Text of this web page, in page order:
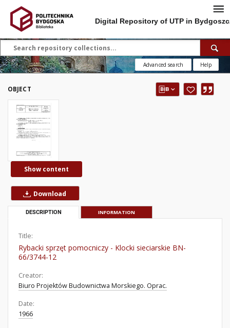
Digital Repository of UTP in
Advanced search Help
OBJECT
Show content
Download
DESCRIPTION INFORMATION
Title:
Rybacki sprzęt pomocniczy - Klocki sieciarskie BN-
66/3744-12
Creator:
Biuro Projektów Budownictwa Morskiego. Oprac.
Date:
1966